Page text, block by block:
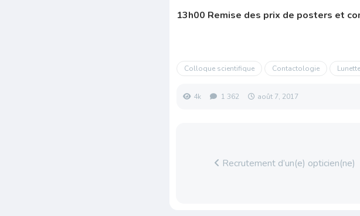
13h00 Remise des prix de posters et
Colloque scientifique Contactologie
4k 1 362 août 7, 2017
Recrutement d’un(e) opticien(ne)